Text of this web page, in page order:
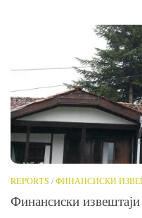
REPORTS /ФИНАНСИСКИ
Финансиски